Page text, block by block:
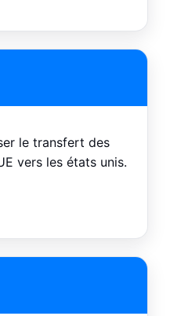
le transfert des
vers les états unis.